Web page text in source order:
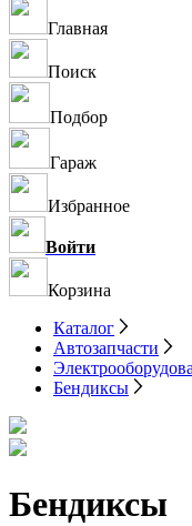
Главная
Поиск
Подбор
Гараж
Избранное
Войти
Корзина
Каталог
Автозапчасти
Бендиксы
Бендиксы